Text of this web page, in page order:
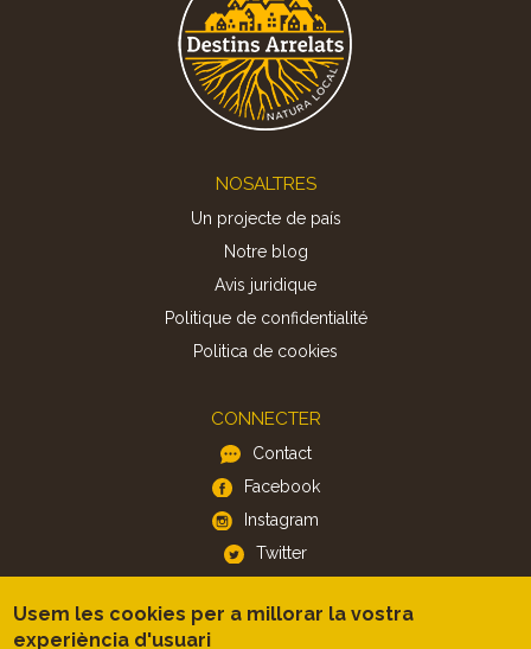
NOSALTRES
Un projecte de país
Notre blog
Avis juridique
Politique de confidentialité
Politica de cookies
CONNECTER
Contact
Facebook
Instagram
Twitter
APP
Usem les cookies per a millorar la vostra
experiència d'usuari